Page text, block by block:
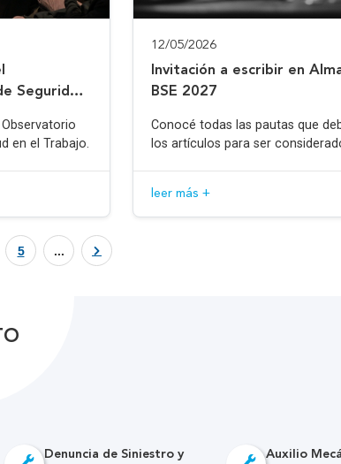
Seguridad
en el Trabajo.
12/05/2026
Invitación a escribir en
BSE 2027
Conocé todas las pautas que
los artículos para ser
leer más +
5 ...
Denuncia de Siniestro y
Auxilio